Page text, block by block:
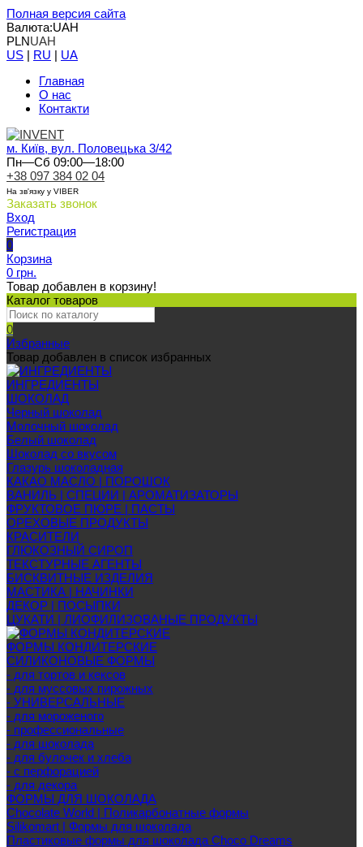
Полная версия сайта
Валюта:UAH
PLNUAH
US | RU | UA
Главная
О нас
Контакти
м. Київ, вул. Половецька 3/42
Пн—Сб 09:00—18:00
+38 097 384 02 04
На зв'язку у VIBER
Заказать звонок
Вход
Регистрация
0
Корзина
0 грн.
Товар добавлен в корзину!
Каталог товаров
0
Избранные
Товар добавлен в список избранных
ИНГРЕДИЕНТЫ
ШОКОЛАД
Черный шоколад
Молочный шоколад
Белый шоколад
Шоколад со вкусом
Глазурь шоколадная
КАКАО МАСЛО | ПОРОШОК
ВАНИЛЬ | СПЕЦИИ | АРОМАТИЗАТОРЫ
ФРУКТОВОЕ ПЮРЕ | ПАСТЫ
ОРЕХОВЫЕ ПРОДУКТЫ
КРАСИТЕЛИ
ГЛЮКОЗНЫЙ СИРОП
ТЕКСТУРНЫЕ АГЕНТЫ
БИСКВИТНЫЕ ИЗДЕЛИЯ
МАСТИКА | НАЧИНКИ
ДЕКОР | ПОСЫПКИ
ЦУКАТИ | ЛИОФИЛИЗОВАНЫЕ ПРОДУКТЫ
ФОРМЫ КОНДИТЕРСКИЕ
СИЛИКОНОВЫЕ ФОРМЫ
- для тортов и кексов
- для муссовых пирожных
- УНИВЕРСАЛЬНЫЕ
- для мороженого
- профессиональные
- для шоколада
- для булочек и хлеба
- с перфорацией
- для декора
ФОРМЫ ДЛЯ ШОКОЛАДА
Chocolate World | Поликарбонатные формы
Silikomart | Формы для шоколада
Пластиковые формы для шоколада Choco Dreams